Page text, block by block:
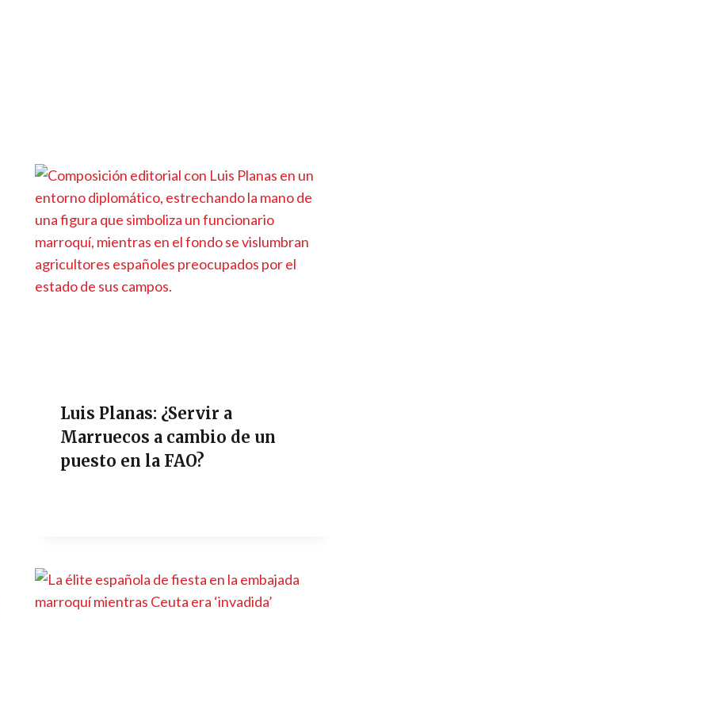
Luis Planas: ¿Servir a
Marruecos a cambio de un
puesto en la FAO?